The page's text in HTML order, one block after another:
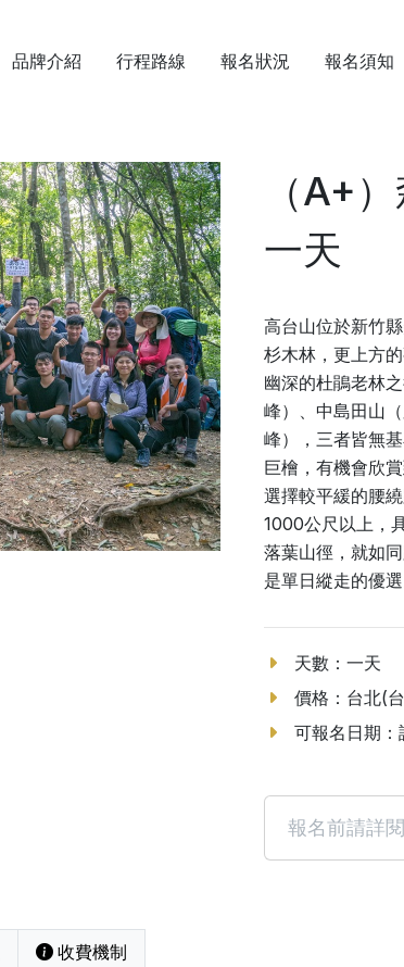
品牌介紹 行程路線 報名狀況 報名須知
（A+
一天
高台山位於新竹
杉木林，更上方
幽深的杜鵑老林
峰）、中島田山
峰），三者皆無
巨檜，有機會欣
選擇較平緩的腰
1000公尺以上，
落葉山徑，就如
是單日縱走的優選
天數：一天
價格：台北(
可報名日期
報名前請詳閱
收費機制